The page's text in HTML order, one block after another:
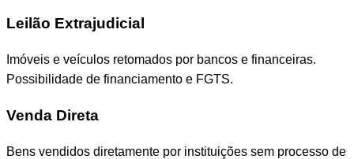
Leilão Extrajudicial
Imóveis e veículos retomados por bancos e financeiras.
Possibilidade de financiamento e FGTS.
Venda Direta
Bens vendidos diretamente por instituições sem processo de